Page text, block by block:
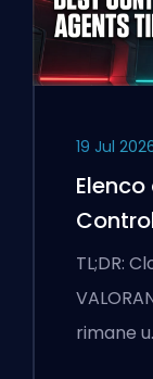
19 Jul
TL;DR:
rimane